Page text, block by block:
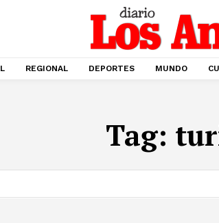
REGIONAL DEPORTES MUNDO
Tag: